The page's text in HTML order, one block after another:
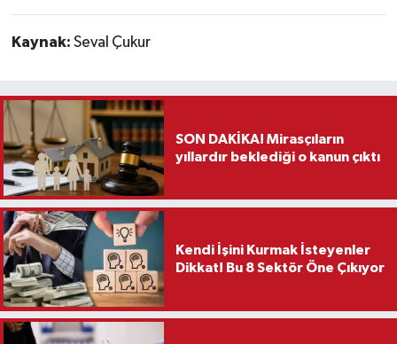
Kaynak: Seval Çukur
SON DAKİKA! Mirasçıların
yıllardır beklediği o kanun çıktı
Kendi İşini Kurmak İsteyenler
Dikkat! Bu 8 Sektör Öne Çıkıyor